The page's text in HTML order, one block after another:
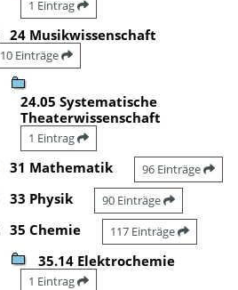
1 Eintrag
24 Musikwissenschaft
10 Einträge
24.05 Systematische
Theaterwissenschaft
1 Eintrag
31 Mathematik 96 Einträge
33 Physik 90 Einträge
35 Chemie 117 Einträge
35.14 Elektrochemie
1 Eintrag